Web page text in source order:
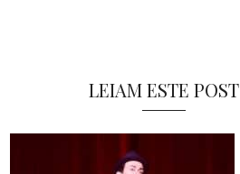
LEIAM ESTE POST